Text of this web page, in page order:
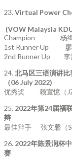
23. Virtual Power
(06
(VOW Malaysia
Champion 杨绚惠
1st Runner Up 廖珮
2nd Runner Up 李
24. 北马
（06 July 2022)
优秀奖 赖宣憶（
25. 2022年第24届福
辩 (11
最佳辩手 张文馨（
26. 2022年陈景润杯
赛